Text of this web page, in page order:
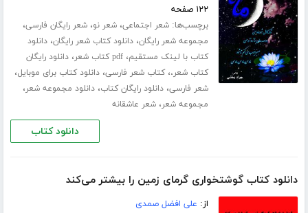
۱۲۲ صفحه
برچسب‌ها:شعر اجتماعی،شعر نو،شعر رایگان فارسی،
مجموعه شعر رایگان،دانلود کتاب شعر رایگان،دانلود
کتاب با لینک مستقیم،pdf کتاب شعر ،دانلود رایگان
کتاب شعر،،کتاب شعر فارسی،دانلود کتاب برای موبایل،
شعر فارسی،دانلود رایگان کتاب،دانلود مجموعه شعر،
مجموعه شعر،شعر عاشقانه
دانلود کتاب
دانلود کتاب گوشتخواری گرمای زمین را بیشتر می‌کند
از: علی افضل صمدی